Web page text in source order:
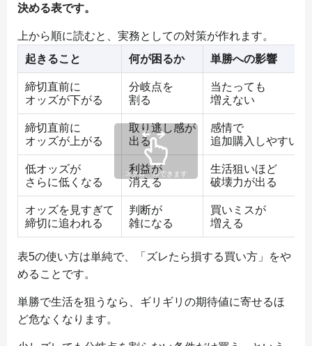
決める表です。
上から順に読むと、実務としての対策が作れます。
起きること
何が困るか 単勝への影響
締切直前に
オッズが下がる
分岐点を
割る
当たっても
増えない
締切直前に
オッズが上がる
取り逃し感が
出る
感情で
追加購入しやすい
低オッズが
さらに低くなる
利益が
消える
生活狙いほど
破壊力が出る
オッズを見すぎて
締切に追われる
判断が
雑になる
買いミスが
増える
表5の使い方は単純で、「ズレたら損する買い方」をや
めることです。
単勝で生活を狙うなら、ギリギリの期待値に寄せるほ
ど危なくなります。